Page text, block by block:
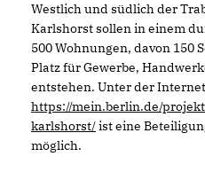
Westlich und südlich der
Karlshorst sollen in einem
500 Wohnungen, davon 150
Platz für Gewerbe,
entstehen. Unter der
https://mein.berlin.de/
karlshorst/ist eine
möglich.